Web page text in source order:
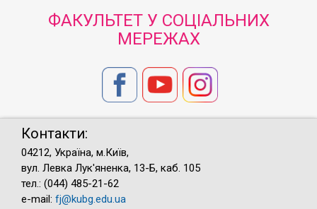
ФАКУЛЬТЕТ У СОЦІАЛЬНИХ
МЕРЕЖАХ
Контакти:
04212, Україна, м.Київ,
вул. Левка Лук'яненка, 13-Б, каб. 105
тел.: (044) 485-21-62
e-mail: fj@kubg.edu.ua